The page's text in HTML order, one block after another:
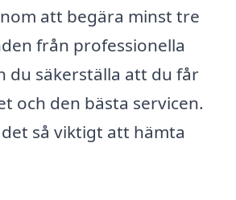
att begära minst tre
från professionella
du säkerställa att du får
och den bästa servicen.
så viktigt att hämta